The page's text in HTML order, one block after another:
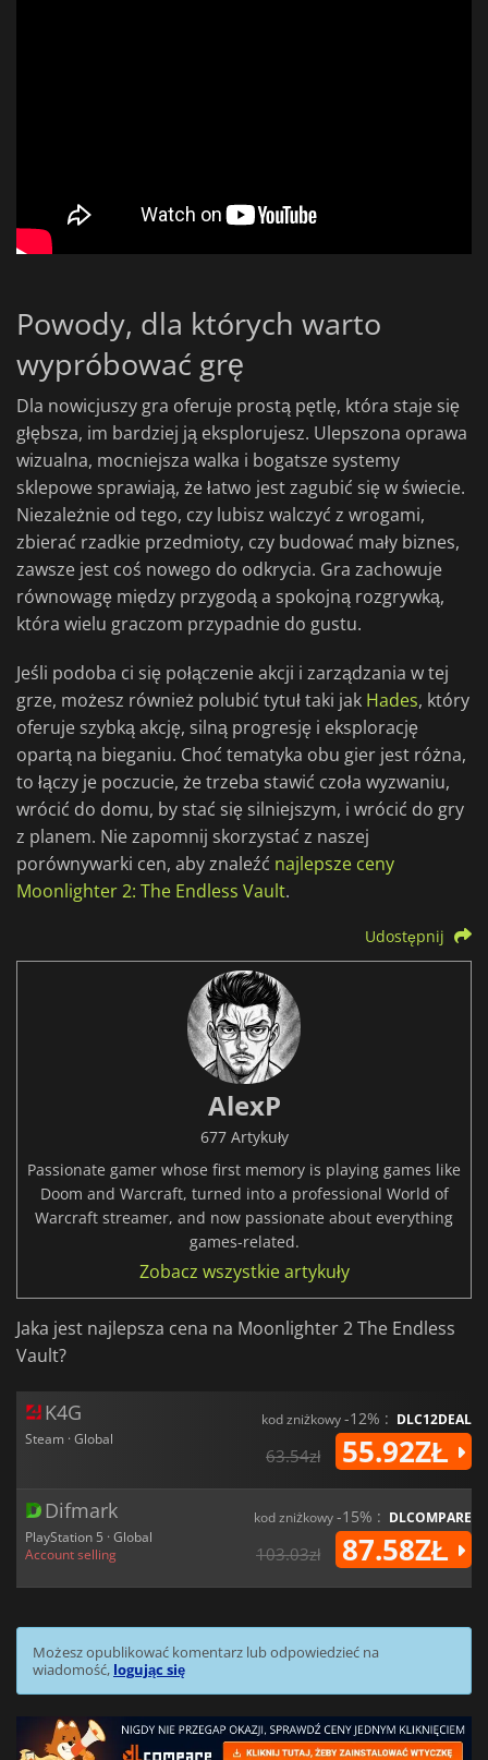
Powody, dla których warto
wypróbować grę
Dla nowicjuszy gra oferuje prostą pętlę, która staje się
głębsza, im bardziej ją eksplorujesz. Ulepszona oprawa
wizualna, mocniejsza walka i bogatsze systemy
sklepowe sprawiają, że łatwo jest zagubić się w świecie.
Niezależnie od tego, czy lubisz walczyć z wrogami,
zbierać rzadkie przedmioty, czy budować mały biznes,
zawsze jest coś nowego do odkrycia. Gra zachowuje
równowagę między przygodą a spokojną rozgrywką,
która wielu graczom przypadnie do gustu.
Jeśli podoba ci się połączenie akcji i zarządzania w tej
grze, możesz również polubić tytuł taki jak Hades, który
oferuje szybką akcję, silną progresję i eksplorację
opartą na bieganiu. Choć tematyka obu gier jest różna,
to łączy je poczucie, że trzeba stawić czoła wyzwaniu,
wrócić do domu, by stać się silniejszym, i wrócić do gry
z planem. Nie zapomnij skorzystać z naszej
porównywarki cen, aby znaleźć najlepsze ceny
Moonlighter 2: The Endless Vault.
Udostępnij
AlexP
677 Artykuły
Passionate gamer whose first memory is playing games like
Doom and Warcraft, turned into a professional World of
Warcraft streamer, and now passionate about everything
games-related.
Zobacz wszystkie artykuły
Jaka jest najlepsza cena na Moonlighter 2 The Endless
Vault?
K4G
Steam · Global
kod zniżkowy-12% : DLC12DEAL
63.54zł 55.92ZŁ
Difmark
PlayStation 5 · Global
Account selling
kod zniżkowy-15% : DLCOMPARE
103.03zł 87.58ZŁ
Możesz opublikować komentarz lub odpowiedzieć na
wiadomość, logując się